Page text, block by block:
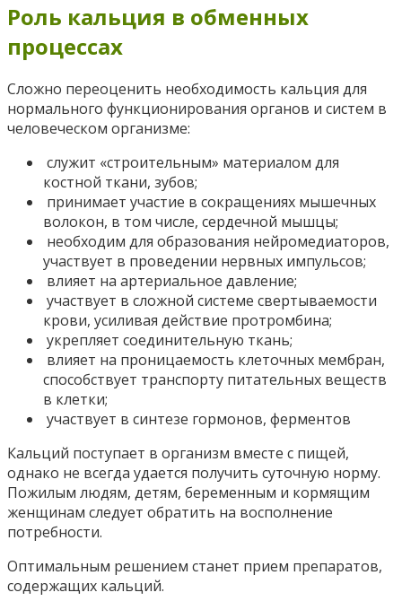
Роль кальция в обменных
процессах
Сложно переоценить необходимость кальция для
нормального функционирования органов и систем в
человеческом организме:
служит «строительным» материалом для
костной ткани, зубов;
принимает участие в сокращениях мышечных
волокон, в том числе, сердечной мышцы;
необходим для образования нейромедиаторов,
участвует в проведении нервных импульсов;
влияет на артериальное давление;
участвует в сложной системе свертываемости
крови, усиливая действие протромбина;
укрепляет соединительную ткань;
влияет на проницаемость клеточных мембран,
способствует транспорту питательных веществ
в клетки;
участвует в синтезе гормонов, ферментов
Кальций поступает в организм вместе с пищей,
однако не всегда удается получить суточную норму.
Пожилым людям, детям, беременным и кормящим
женщинам следует обратить на восполнение
потребности.
Оптимальным решением станет прием препаратов,
содержащих кальций.